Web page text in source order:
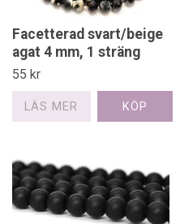
Facetterad svart/beige
agat 4 mm, 1 sträng
55 kr
LÄS MER